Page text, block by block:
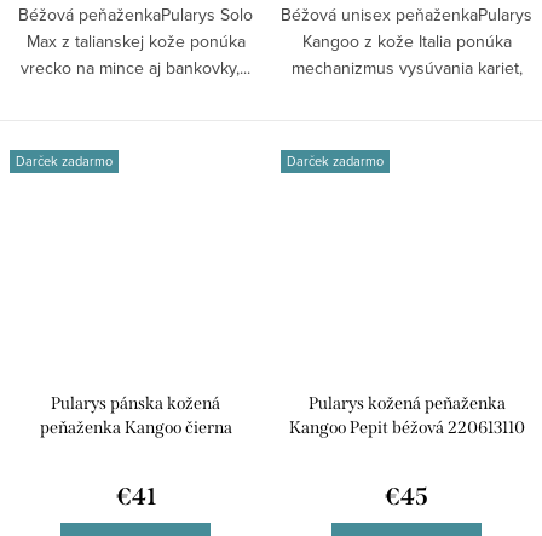
Béžová peňaženkaPularys Solo
Max z talianskej kože ponúka
vrecko na mince aj bankovky,...
Béžová unisex peňaženkaPularys
Kangoo z kože Italia ponúka
mechanizmus vysúvania kariet,
Darček zadarmo
Pularys pánska kožená
peňaženka Kangoo čierna
€41
Darček zadarmo
Pularys kožená peňaženka
Kangoo Pepit béžová 220613110
€45